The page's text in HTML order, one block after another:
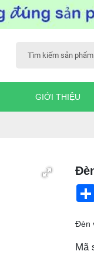
GIỚI THIỆU
Đèn
Mã